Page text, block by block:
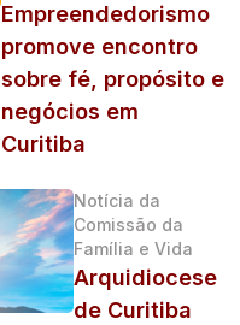
Empreendedorismo
promove encontro
sobre fé, propósito e
negócios em
Curitiba
Notícia da
Comissão da
Família e Vida
Arquidiocese
de Curitiba